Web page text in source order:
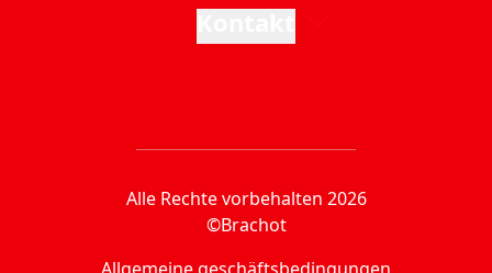
Alle Rechte vorbehalten 2026
©Brachot